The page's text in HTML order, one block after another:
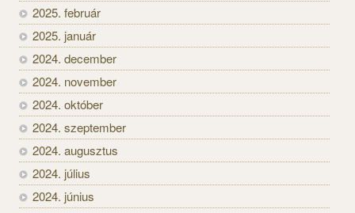
2025. február
2025. január
2024. december
2024. november
2024. október
2024. szeptember
2024. augusztus
2024. július
2024. június